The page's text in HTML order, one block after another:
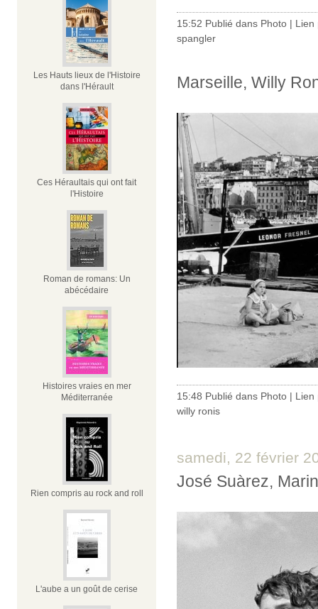
Les Hauts lieux de l'Histoire
dans l'Hérault
Ces Héraultais qui ont fait
l'Histoire
Roman de romans: Un
abécédaire
Histoires vraies en mer
Méditerranée
Rien compris au rock and roll
L'aube a un goût de cerise
15:52 Publié dans Photo | Lien
spangler
Marseille, Willy
15:48 Publié dans Photo | Lien
willy ronis
samedi, 22 février
José Suàrez,